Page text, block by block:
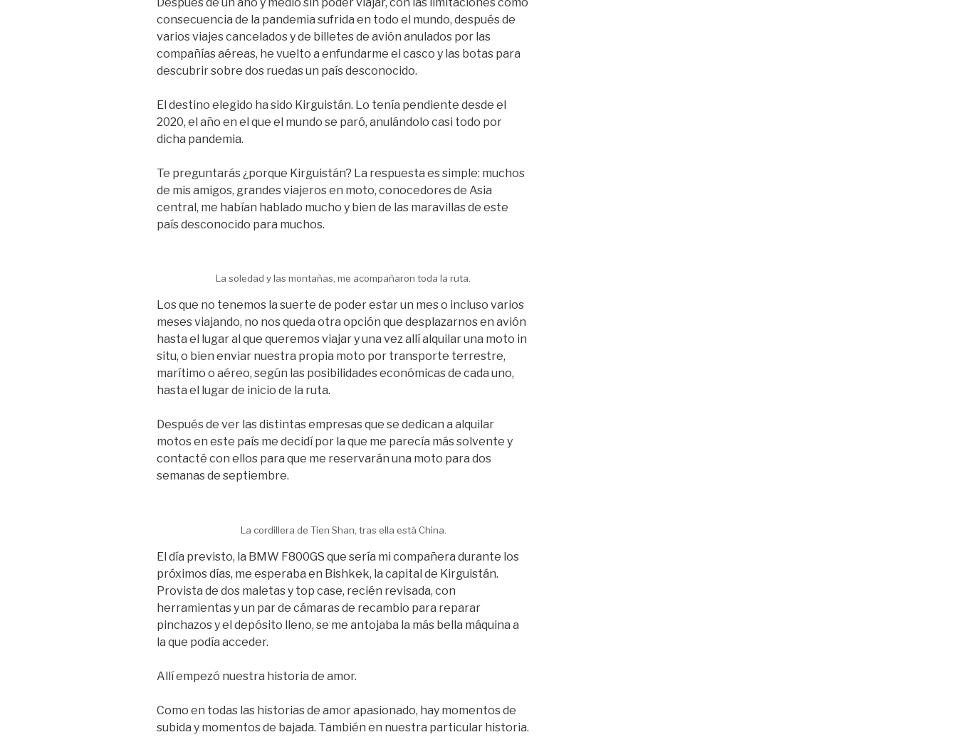
consecuencia de la pandemia sufrida en todo el mundo, después de
varios viajes cancelados y de billetes de avión anulados por las
compañías aéreas, he vuelto a enfundarme el casco y las botas para
descubrir sobre dos ruedas un país desconocido.
El destino elegido ha sido Kirguistán. Lo tenía pendiente desde el
2020, el año en el que el mundo se paró, anulándolo casi todo por
dicha pandemia.
Te preguntarás ¿porque Kirguistán? La respuesta es simple: muchos
de mis amigos, grandes viajeros en moto, conocedores de Asia
central, me habían hablado mucho y bien de las maravillas de este
país desconocido para muchos.
La soledad y las montañas, me acompañaron toda la ruta.
Los que no tenemos la suerte de poder estar un mes o incluso varios
meses viajando, no nos queda otra opción que desplazarnos en avión
hasta el lugar al que queremos viajar y una vez allí alquilar una moto in
situ, o bien enviar nuestra propia moto por transporte terrestre,
marítimo o aéreo, según las posibilidades económicas de cada uno,
hasta el lugar de inicio de la ruta.
Después de ver las distintas empresas que se dedican a alquilar
motos en este país me decidí por la que me parecía más solvente y
contacté con ellos para que me reservarán una moto para dos
semanas de septiembre.
La cordillera de Tien Shan, tras ella está China.
El día previsto, la BMW F800GS que sería mi compañera durante los
próximos días, me esperaba en Bishkek, la capital de Kirguistán.
Provista de dos maletas y top case, recién revisada, con
herramientas y un par de cámaras de recambio para reparar
pinchazos y el depósito lleno, se me antojaba la más bella máquina a
la que podía acceder.
Allí empezó nuestra historia de amor.
Como en todas las historias de amor apasionado, hay momentos de
subida y momentos de bajada. También en nuestra particular historia.